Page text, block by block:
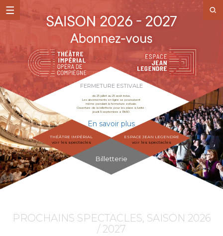
FERMETURE ESTIVALE
du 25 juillet au 25 août inclus.
Les abonnements en ligne se poursuivent
même pendant la fermeture estivale.
Ouverture de la billetterie pour les place à l'unité :
jeudi 3 septembre à 13h30.
En savoir plus
THÉÂTRE IMPÉRIAL
voir les spectacles
ESPACE JEAN LEGENDRE
voir les spectacles
Billetterie
PROCHAINS SPECTACLES, SAISON 2026
/ 2027